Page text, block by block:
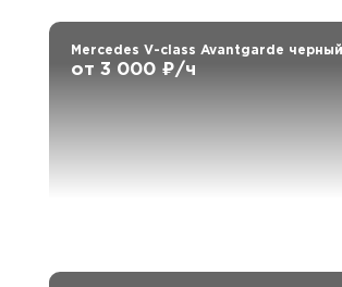
Mercedes V-class Avantgarde черный
от 3 000 ₽/ч